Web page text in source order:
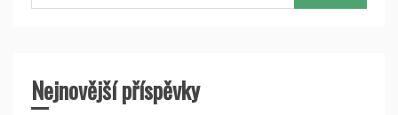
Nejnovější příspěvky